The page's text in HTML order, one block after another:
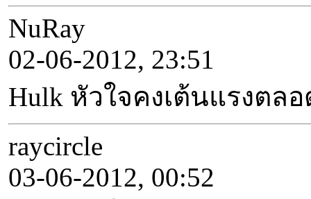
NuRay
02-06-2012, 23:51
Hulk หัวใจคงเต้นแรงตลอ
raycircle
03-06-2012, 00:52